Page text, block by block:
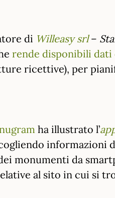
di Willeasy srl–
rende disponibili dati
ricettive), per
ha illustrato l’
informazioni
monumenti da
al sito in cui si